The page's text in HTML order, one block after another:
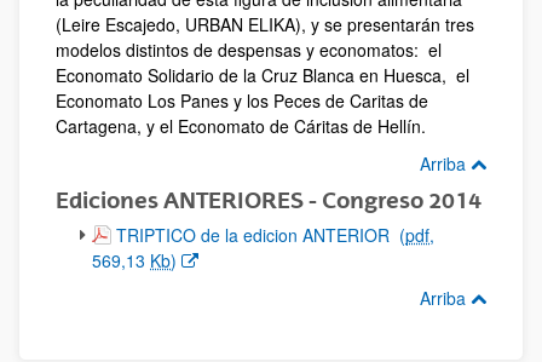
(Leire Escajedo, URBAN ELIKA), y se presentarán tres
modelos distintos de despensas y economatos: el
Economato Solidario de la Cruz Blanca en Huesca, el
Economato Los Panes y los Peces de Caritas de
Cartagena, y el Economato de Cáritas de Hellín.
Arriba
Ediciones ANTERIORES - Congreso 2014
(Abre una nueva ventana)
TRIPTICO de la edicion ANTERIOR (pdf,
569,13 Kb)
Arriba